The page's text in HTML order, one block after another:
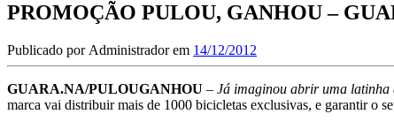
PROMOÇÃO PULOU, GANHOU –
Publicado por Administradorem 14/12/2012
GUARA.NA/PULOUGANHOU – Já imaginou abrir uma latinha
marca vai distribuir mais de 1000 bicicletas exclusivas, e garantir o